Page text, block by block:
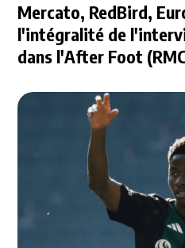
Mercato, RedBird,
l'intégralité de
dans l'After Foot